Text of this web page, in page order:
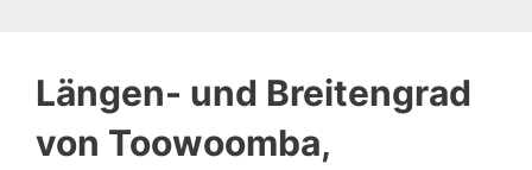
Längen- und Breitengrad
von Toowoomba,